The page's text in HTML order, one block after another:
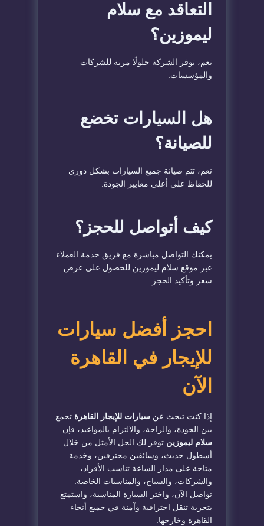
التعاقد مع سلام
ليموزين؟
نعم، توفر الشركة حلولًا مرنة للشركات
والمؤسسات.
هل السيارات تخضع
للصيانة؟
نعم، تتم صيانة جميع السيارات بشكل دوري
للحفاظ على أعلى معايير الجودة.
كيف أتواصل للحجز؟
يمكنك التواصل مباشرة مع فريق خدمة العملاء
عبر موقع سلام ليموزين للحصول على عرض
سعر وتأكيد الحجز.
احجز أفضل سيارات
للإيجار في القاهرة
الآن
إذا كنت تبحث عن سيارات للإيجار القاهرة تجمع
بين الجودة، والراحة، والالتزام بالمواعيد، فإن
سلام ليموزين توفر لك الحل الأمثل من خلال
أسطول حديث، وسائقين محترفين، وخدمة
متاحة على مدار الساعة تناسب الأفراد،
والشركات، والسياح، والمناسبات الخاصة.
تواصل الآن، واختر السيارة المناسبة، واستمتع
بتجربة تنقل احترافية وآمنة في جميع أنحاء
القاهرة وخارجها.